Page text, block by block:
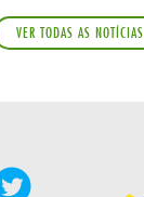
VER TODAS AS NOTÍCIAS